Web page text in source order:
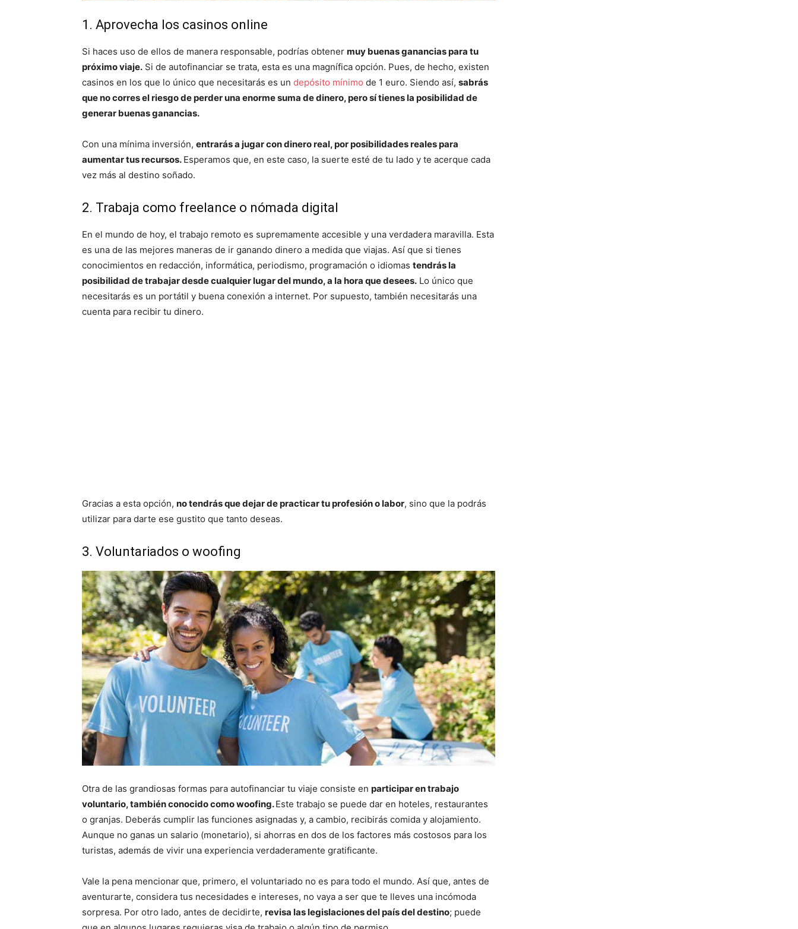
1. Aprovecha los casinos online
Si haces uso de ellos de manera responsable, podrías obtener muy buenas ganancias para tu
próximo viaje. Si de autofinanciar se trata, esta es una magnífica opción. Pues, de hecho, existen
casinos en los que lo único que necesitarás es un depósito mínimo de 1 euro. Siendo así, sabrás
que no corres el riesgo de perder una enorme suma de dinero, pero sí tienes la posibilidad de
generar buenas ganancias.
Con una mínima inversión, entrarás a jugar con dinero real, por posibilidades reales para
aumentar tus recursos. Esperamos que, en este caso, la suerte esté de tu lado y te acerque cada
vez más al destino soñado.
2. Trabaja como freelance o nómada digital
En el mundo de hoy, el trabajo remoto es supremamente accesible y una verdadera maravilla. Esta
es una de las mejores maneras de ir ganando dinero a medida que viajas. Así que si tienes
conocimientos en redacción, informática, periodismo, programación o idiomas tendrás la
posibilidad de trabajar desde cualquier lugar del mundo, a la hora que desees. Lo único que
necesitarás es un portátil y buena conexión a internet. Por supuesto, también necesitarás una
cuenta para recibir tu dinero.
Gracias a esta opción, no tendrás que dejar de practicar tu profesión o labor, sino que la podrás
utilizar para darte ese gustito que tanto deseas.
3. Voluntariados o woofing
Otra de las grandiosas formas para autofinanciar tu viaje consiste en participar en trabajo
voluntario, también conocido como woofing.Este trabajo se puede dar en hoteles, restaurantes
o granjas. Deberás cumplir las funciones asignadas y, a cambio, recibirás comida y alojamiento.
Aunque no ganas un salario (monetario), si ahorras en dos de los factores más costosos para los
turistas, además de vivir una experiencia verdaderamente gratificante.
Vale la pena mencionar que, primero, el voluntariado no es para todo el mundo. Así que, antes de
aventurarte, considera tus necesidades e intereses, no vaya a ser que te lleves una incómoda
sorpresa. Por otro lado, antes de decidirte, revisa las legislaciones del país del destino; puede